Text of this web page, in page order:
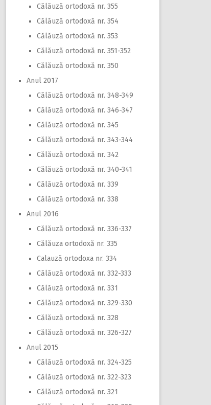
Călăuză ortodoxă nr. 355
Călăuză ortodoxă nr. 354
Călăuză ortodoxă nr. 353
Călăuză ortodoxă nr. 351-352
Călăuză ortodoxă nr. 350
Anul 2017
Călăuză ortodoxă nr. 348-349
Călăuză ortodoxă nr. 346-347
Călăuză ortodoxă nr. 345
Călăuză ortodoxă nr. 343-344
Călăuză ortodoxă nr. 342
Călăuză ortodoxă nr. 340-341
Călăuză ortodoxă nr. 339
Călăuză ortodoxă nr. 338
Anul 2016
Călăuză ortodoxă nr. 336-337
Călăuza ortodoxă nr. 335
Calauză ortodoxa nr. 334
Călăuză ortodoxă nr. 332-333
Călăuză ortodoxă nr. 331
Călăuză ortodoxă nr. 329-330
Călăuză ortodoxă nr. 328
Călăuză ortodoxă nr. 326-327
Anul 2015
Călăuză ortodoxă nr. 324-325
Călăuză ortodoxă nr. 322-323
Călăuză ortodoxă nr. 321